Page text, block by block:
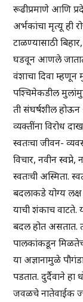
रूढीप्रमाणे आणि
अर्भकांचा मृत्यू ही
टाळण्यासाठी
घडवून आणले
वंशाचा दिवा
पश्चिमेकडील
ती संघर्षशील
व्यक्तींना विरोध
स्वतःचा जीवन-
विचार, नवीन
स्वतःची अस्मिता.
बदलाकडे योग्य
याची शंकाच वाटते.
बदल होत असतात.
पालकांकडून
या अज्ञानामुळे
पडतात. दुर्दैवाने
जवळचे नातेवाईक